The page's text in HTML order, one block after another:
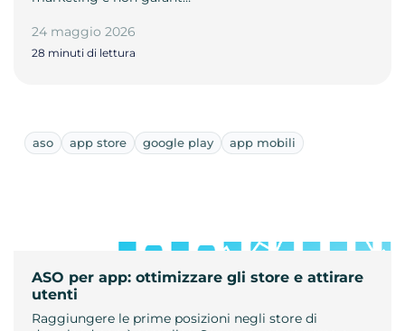
24 maggio 2026
28 minuti di lettura
aso app store google play app mobili
ASO per app: ottimizzare gli store e attirare
utenti
Raggiungere le prime posizioni negli store di